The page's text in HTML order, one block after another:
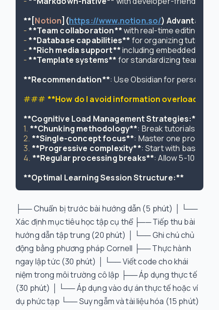
**[Notion](https://www.notion.so/)
- **Team collaboration**
- **Database capabilities**
- **Rich media support**
- **Template systems** for standardizing team
**Recommendation**: Use Obsidian for personal
### **How do I avoid information overload
**Cognitive Load Management Strategies:**
1. **Chunking methodology**
2. **Single-concept focus**
3. **Progressive complexity**
4. **Regular processing breaks**: Allow 5-10
**Optimal Learning Session Structure:**
├── Chuẩn bị trước bài hướng dẫn (5 phút) │ └──
Xác định mục tiêu học tập cụ thể ├── Tiếp thu bài
hướng dẫn tập trung (20 phút) │ └── Ghi chú chủ
động bằng phương pháp Cornell ├── Thực hành
ngay lập tức (30 phút) │ └── Viết code cho khái
niệm trong môi trường cô lập ├── Áp dụng thực tế
(30 phút) │ └── Áp dụng vào dự án thực tế hoặc ví
dụ phức tạp └── Suy ngẫm và tài liệu hóa (15 phút)